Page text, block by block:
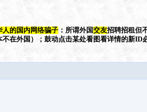
人的国内网络骗子 ：所谓外国交友招聘招租但
在外国）；鼓动点击某处看图看详情的新ID